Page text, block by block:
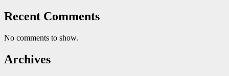
Recent Comments
No comments to show.
Archives